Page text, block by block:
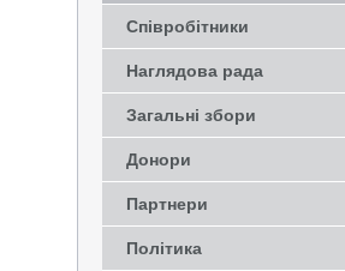
Співробітники
Наглядова рада
Загальні збори
Донори
Партнери
Політика